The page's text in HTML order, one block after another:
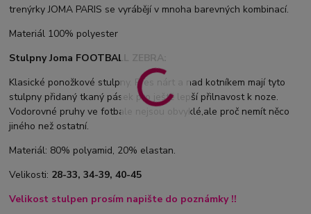
trenýrky JOMA PARIS se vyrábějí v mnoha barevných kombinací.
Materiál 100% polyester
Stulpny Joma FOOTBALL ZEBRA:
Klasické ponožkové stulpny. Přes nárt a nad kotníkem mají tyto
stulpny přidaný tkaný pásek pro ještě lepší přilnavost k noze.
Vodorovné pruhy ve fotbale nejsou obvyklé,ale proč nemít něco
jiného než ostatní.
Materiál: 80% polyamid, 20% elastan.
Velikosti: 28-33, 34-39, 40-45
Velikost stulpen prosím napište do poznámky !!